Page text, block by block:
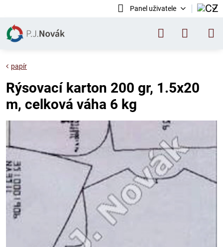
Panel uživatele
papír
Rýsovací karton 200 gr, 1.5x20
m, celková váha 6 kg